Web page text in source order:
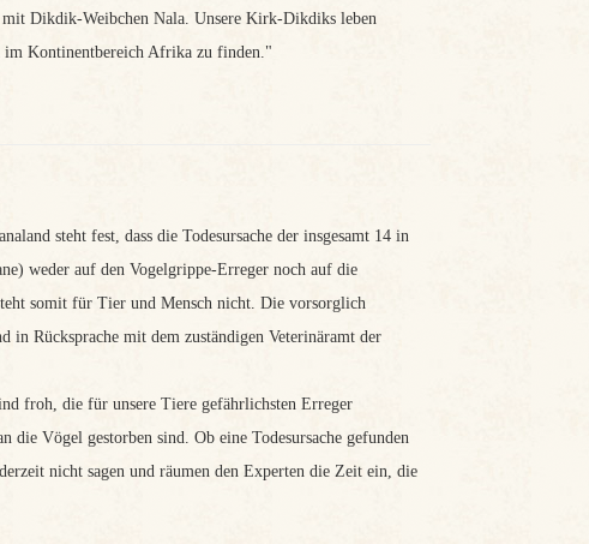
Dikdik-Weibchen Nala. Unsere Kirk-Dikdiks leben
im Kontinentbereich Afrika zu finden."
steht fest, dass die Todesursache der insgesamt 14 in
weder auf den Vogelgrippe-Erreger noch auf die
somit für Tier und Mensch nicht. Die vorsorglich
in Rücksprache mit dem zuständigen Veterinäramt der
froh, die für unsere Tiere gefährlichsten Erreger
die Vögel gestorben sind. Ob eine Todesursache gefunden
nicht sagen und räumen den Experten die Zeit ein, die